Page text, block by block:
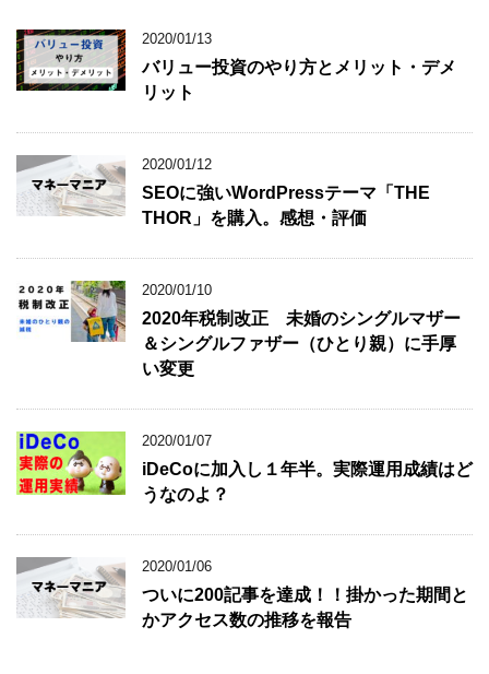
2020/01/13
バリュー投資のやり方とメリット・デメ
リット
2020/01/12
SEOに強いWordPressテーマ「THE
THOR」を購入。感想・評価
2020/01/10
2020年税制改正 未婚のシングルマザー
＆シングルファザー（ひとり親）に手厚
い変更
2020/01/07
iDeCoに加入し１年半。実際運用成績はど
うなのよ？
2020/01/06
ついに200記事を達成！！掛かった期間と
かアクセス数の推移を報告